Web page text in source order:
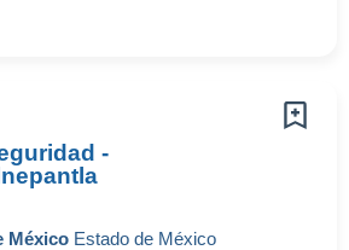
-
México Estado de México